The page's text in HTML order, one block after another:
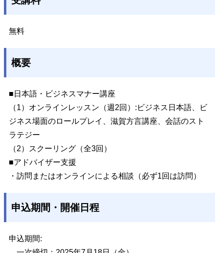
無料
概要
■日本語・ビジネスマナー講座
（1）オンラインレッスン（週2回）:ビジネス日本語、ビ
ジネス場面のロールプレイ、滋賀方言講座、会話のスト
ラテジー
（2）スクーリング（全3回）
■アドバイザー支援
・訪問またはオンラインによる相談（必ず1回は訪問）
申込期間・開催日程
申込期間: